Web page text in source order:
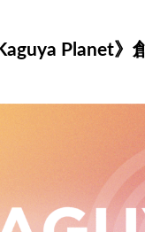
Planet